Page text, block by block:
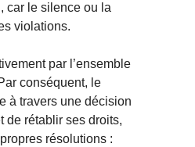
car le silence ou la
violations.
par l’ensemble
conséquent, le
à travers une décision
de rétablir ses droits,
résolutions :